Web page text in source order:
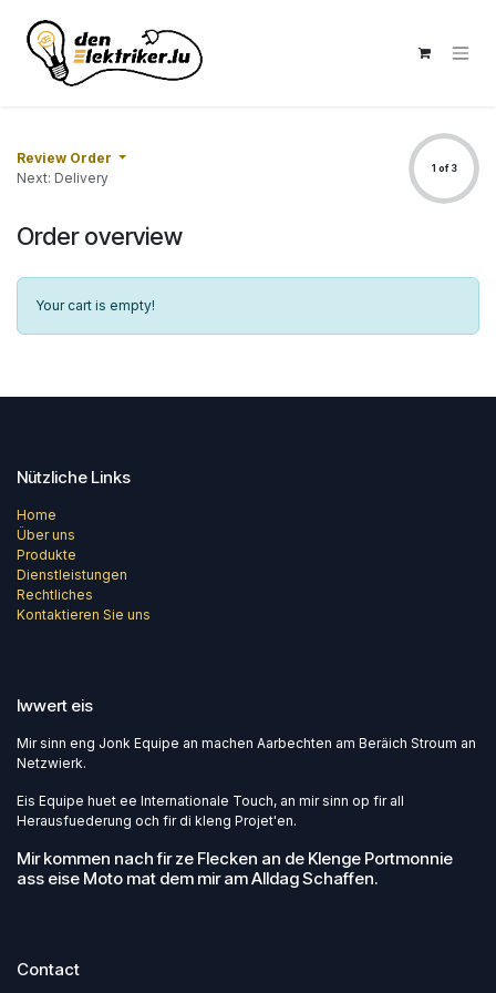
Review Order
Next: Delivery
1 of 3
Order overview
Your cart is empty!
Nützliche Links
Home
Über uns
Produkte
Dienstleistungen
Rechtliches
Kontaktieren Sie uns
Iwwert eis
Mir sinn eng Jonk Equipe an machen Aarbechten am Beräich Stroum an
Netzwierk.
Eis Equipe huet ee Internationale Touch, an mir sinn op fir all
Herausfuederung och fir di kleng Projet'en.
Mir kommen nach fir ze Flecken an de Klenge Portmonnie
ass eise Moto mat dem mir am Alldag Schaffen.
Contact